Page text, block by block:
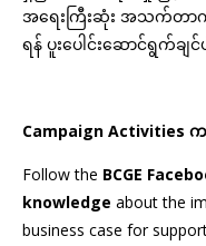
အရေးကြီးဆုံး အသက်တာက
ရန် ပူးပေါင်းဆောင်ရွက်ချ
Campaign Activities
Follow the BCGE
knowledge about the
business case for